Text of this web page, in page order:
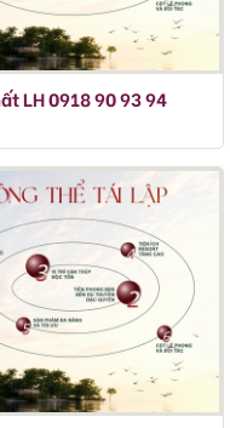
LH 0918 90 93 94